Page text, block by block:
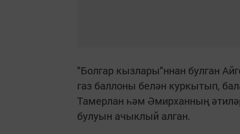
"Болгар кызлары"ннан булган
газ баллоны белән куркытып,
Тамерлан һәм Әмирханның
булуын ачыклый алган.